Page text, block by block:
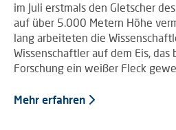
im Juli erstmals den Gletscher
auf über 5.000 Metern Höhe
lang arbeiteten die
Wissenschaftler auf dem Eis, das
Forschung ein weißer Fleck
Mehr erfahren